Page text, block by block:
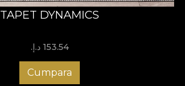
TAPET DYNAMICS
153.54 د.إ.‏
Cumpara